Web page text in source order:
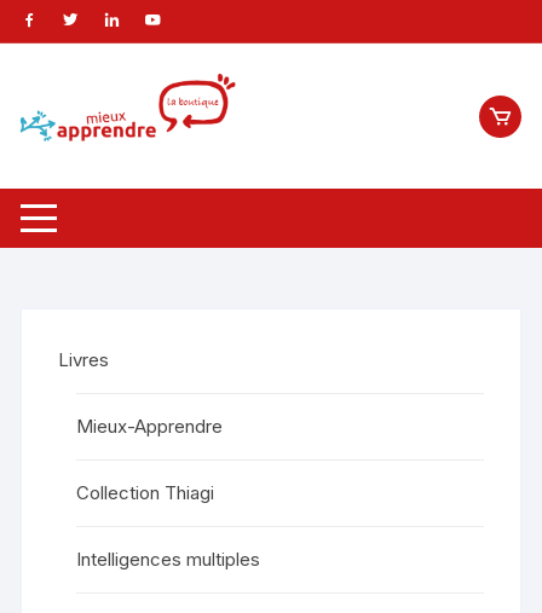
Livres
Mieux-Apprendre
Collection Thiagi
Intelligences multiples